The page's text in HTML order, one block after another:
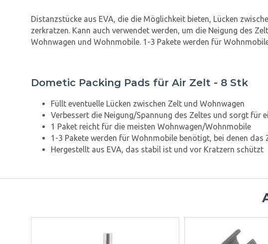
Distanzstücke aus EVA, die die Möglichkeit bieten, Lücken
zerkratzen. Kann auch verwendet werden, um die Neigung des
Wohnwagen und Wohnmobile. 1-3 Pakete werden für
Dometic Packing Pads für Air Zelt - 8 Stk
Füllt eventuelle Lücken zwischen Zelt und Wohnwagen
Verbessert die Neigung/Spannung des Zeltes und sorgt für
1 Paket reicht für die meisten Wohnwagen/Wohnmobile
1-3 Pakete werden für Wohnmobile benötigt, bei denen
Hergestellt aus EVA, das stabil ist und vor Kratzern schützt